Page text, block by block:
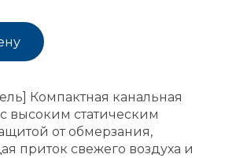
Компактная канальная
высоким статическим
от обмерзания,
приток свежего воздуха и